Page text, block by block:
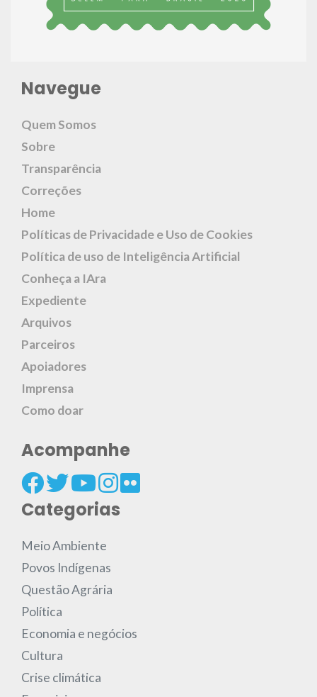
Navegue
Quem Somos
Sobre
Transparência
Correções
Home
Políticas de Privacidade e Uso de Cookies
Política de uso de Inteligência Artificial
Conheça a IAra
Expediente
Arquivos
Parceiros
Apoiadores
Imprensa
Como doar
Acompanhe
Categorias
Meio Ambiente
Povos Indígenas
Questão Agrária
Política
Economia e negócios
Cultura
Crise climática